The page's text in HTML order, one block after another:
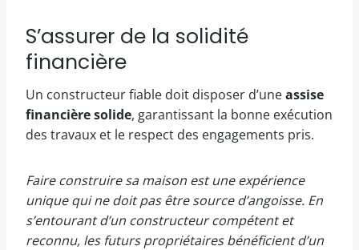
S’assurer de la solidité
financière
Un constructeur fiable doit disposer d’uneassise
financière solide, garantissant la bonne exécution
des travaux et le respect des engagements pris.
Faire construire sa maison est une expérience
unique qui ne doit pas être source d’angoisse. En
s’entourant d’un constructeur compétent et
reconnu, les futurs propriétaires bénéficient d’un